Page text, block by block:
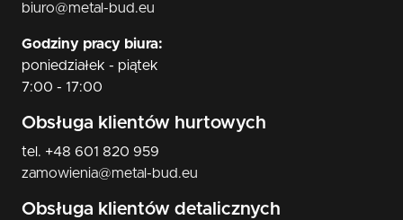
biuro@metal-bud.eu
Godziny pracy biura:
poniedziałek - piątek
7:00 - 17:00
Obsługa klientów hurtowych
tel. +48 601 820 959
zamowienia@metal-bud.eu
Obsługa klientów detalicznych